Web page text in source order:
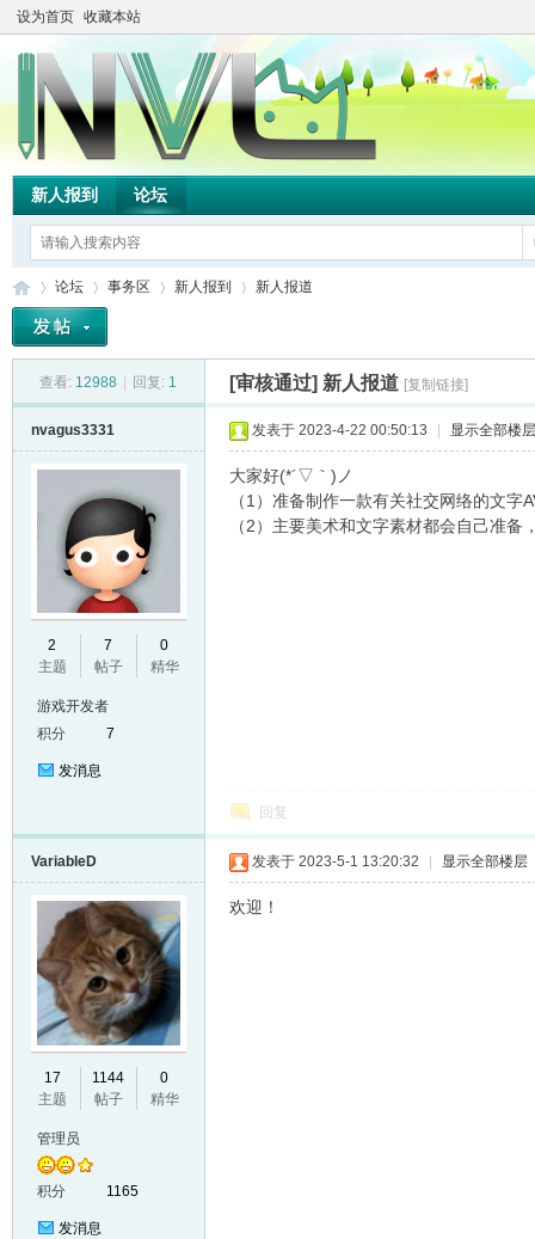
设为首页 收藏本站
新人报到 论坛
论坛
›
事务区
›
新人报到
›
新人报道
查看: 12988 回复: 1 [审核通过] 新人报道 [复制链接]
nvagus3331
2
主题
7
帖子
0
精华
游戏开发者
积分
7
发消息
发表于 2023-4-22 00:50:13 显示全部楼层
大家好(*´▽｀)ノ
（1）准备制作一款有关社交网络的文字
（2）主要美术和文字素材都会自己准
回复
VariableD
17
主题
1144
帖子
0
精华
管理员
积分 1165
发消息
发表于 2023-5-1 13:20:32 显示全部楼层
欢迎！